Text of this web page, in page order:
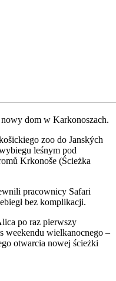
dom w Karkonoszach.
zoo do Janských
leśnym pod
Krkonoše (Ścieżka
pracownicy Safari
bez komplikacji.
po raz pierwszy
weekendu wielkanocnego –
otwarcia nowej ścieżki